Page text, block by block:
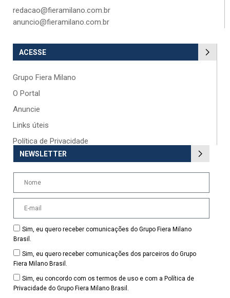
redacao@fieramilano.com.br
anuncio@fieramilano.com.br
ACESSE
Grupo Fiera Milano
O Portal
Anuncie
Links úteis
Política de Privacidade
NEWSLETTER
Sim, eu quero receber comunicações do Grupo Fiera Milano
Brasil.
Sim, eu quero receber comunicações dos parceiros do Grupo
Fiera Milano Brasil.
Sim, eu concordo com os termos de uso e com a Política de
Privacidade do Grupo Fiera Milano Brasil.